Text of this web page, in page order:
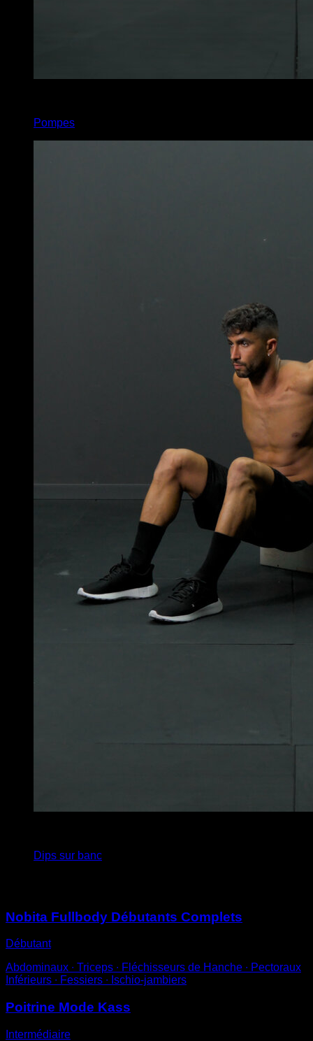
Pompes
Dips sur banc
Nobita Fullbody Débutants Complets
Débutant
Abdominaux ∙ Triceps ∙ Fléchisseurs de Hanche ∙ Pectoraux
Inférieurs ∙ Fessiers ∙ Ischio-jambiers
Poitrine Mode Kass
Intermédiaire